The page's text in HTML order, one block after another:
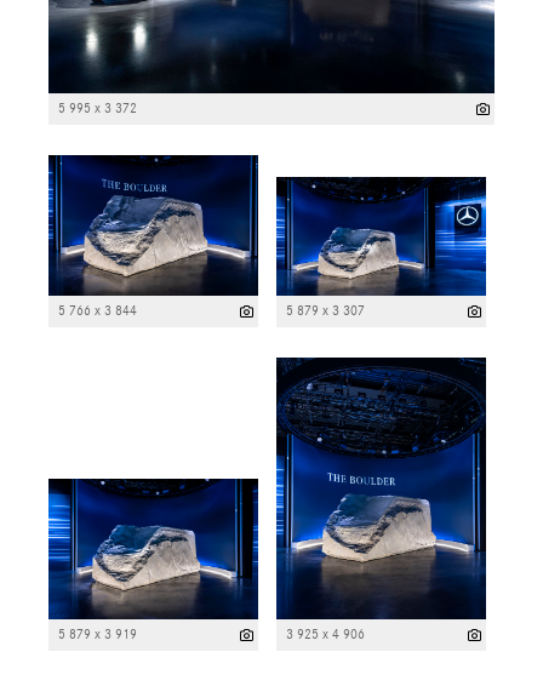
5 995 x 3 372
5 766 x 3 844 5 879 x 3 307
5 879 x 3 919 3 925 x 4 906